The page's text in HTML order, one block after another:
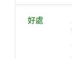
好處